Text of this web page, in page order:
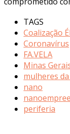
TAGS
Coalização
Coronavírus
FA.VELA
Minas
mulheres
nano
periferia